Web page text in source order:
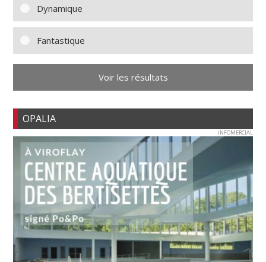
Dynamique
Fantastique
Voir les résultats
OPALIA
INFOMERCIAL